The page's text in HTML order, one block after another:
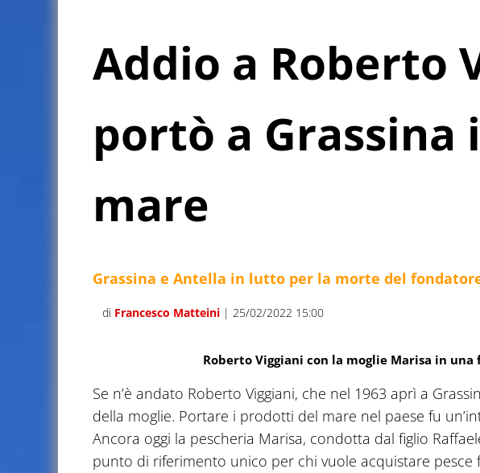
Addio a Roberto
portò a Grassina
mare
Grassina e Antella in lutto per la morte del
di Francesco Matteini | 25/02/2022 15:00
Roberto Viggiani con la moglie Marisa in
Se n’è andato Roberto Viggiani, che nel 1963 aprì a
della moglie. Portare i prodotti del mare nel paese fu
Ancora oggi la pescheria Marisa, condotta dal figlio
punto di riferimento unico per chi vuole acquistare